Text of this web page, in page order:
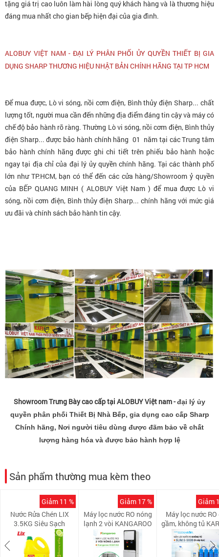
tặng giá trị cao luôn làm hài lòng quý khách hàng và là thương hiệu
đáng mua nhất cho gian bếp hiện đại của gia đình.
ALOBUY VIỆT NAM - ĐẠI LÝ PHÂN PHỐI ỦY QUYỀN THIẾT BỊ GIA
DỤNG SHARP THƯƠNG HIỆU NHẬT BẢN CHÍNH HÃNG TẠI TP HCM
Để mua được, Lò vi sóng, nồi cơm điện, Bình thủy điện Sharp... chất
lượng tốt, người mua cần đến những địa điểm đáng tin cậy và máy có
chế độ bảo hành rõ ràng. Thường Lò vi sóng, nồi cơm điện, Bình thủy
điện Sharp... được bảo hành chính hãng 01 năm tại các Trung tâm
bảo hành chính hãng được ghi chi tiết trên phiếu bảo hành hoặc
ngay tại địa chỉ của đại lý ủy quyền chính hãng. Tại các thành phố
lớn như TP.HCM, bạn có thể đến các cửa hàng/Showroom ỷ quyền
của BẾP QUANG MINH ( ALOBUY Việt Nam ) để mua được Lò vi
sóng, nồi cơm điện, Bình thủy điện Sharp... chính hãng với mức giá
ưu đãi và chính sách bảo hành tin cậy.
Showroom Trưng Bày cao cấp tại ALOBUY Việt nam -đại lý ủy
quyền phân phối Thiết Bị Nhà Bếp, gia dụng cao cấp Sharp
Chính hãng, Nơi người tiêu dùng được đãm bảo về chất
lượng hàng hóa và được bảo hành hợp lệ
Sản phẩm thường mua kèm theo
Giảm 11 %
Nước Rửa Chén LIX
3.5KG Siêu Sạch
Hương Chanh - NS351
Giảm 17 %
Máy lọc nước RO nóng
lạnh 2 vòi KANGAROO
KG61A3 (5 cấp lọc -
Làm lạnh nhanh bằng
Block)
Giảm
Máy lọc nước RO
gầm, không tủ
SLIM S-S038 (8
lọc)